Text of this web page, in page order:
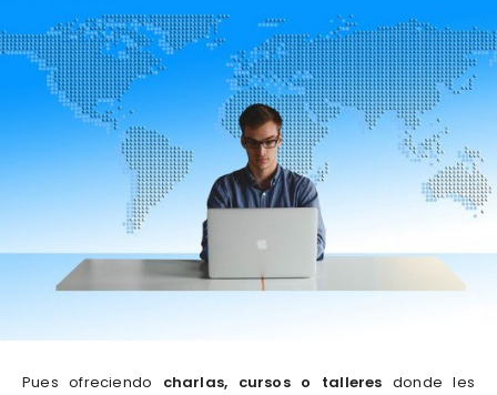
Pues ofreciendo charlas, cursos o talleres donde les